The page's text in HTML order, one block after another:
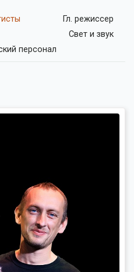
Гл. режиссер
Свет и звук
персонал